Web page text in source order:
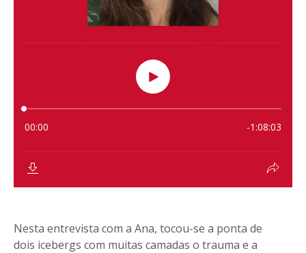
Nesta entrevista com a Ana, tocou-se a ponta de
dois icebergs com muitas camadas o trauma e a